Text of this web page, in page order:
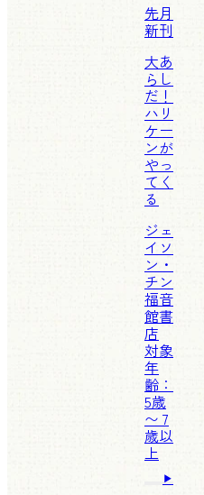
先月
新刊
大あ
らし
だ！
ハリ
ケー
ンが
やっ
てく
る
ジェ
イソ
ン・
チン
福音
館書
店
対象
年
齢：
5歳
〜 7
歳以
上